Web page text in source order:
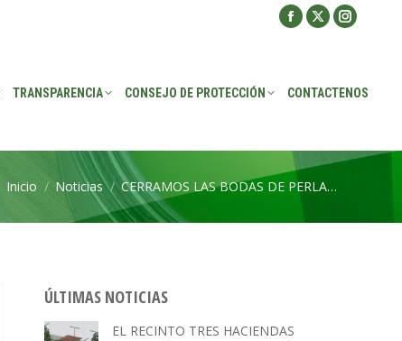
Facebook
in
X
in
in
TRANSPARENCIA CONSEJO DE PROTECCIÓN CONTACTENOS
Estás aquí:
Inicio Noticias CERRAMOS LAS BODAS DE PERLA…
ÚLTIMAS NOTICIAS
EL RECINTO TRES HACIENDAS